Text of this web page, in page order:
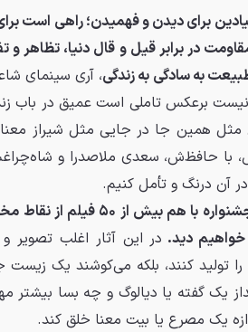
برای دیدن و فهمیدن؛ راهی است
در برابر قیل و قال دنیا، تظاهر و
به سادگی به زندگی، آری سینمای
برعکس تاملی است عمیق در باب
مثل همین جا در جایی مثل شیراز
حافظ‌ش، سعدی ملاصدرا و
آن درنگ و تأمل کنیم.
در این جشنواره با هم بیش از ۵۰
خواهیم دید. در این آثار اغلب تصویر
را تولید کنند، بلکه می‌کوشند یک
یک گفته یا دیالوگ و چه بسا بیشتر
یک مصرع یا بیت معنا خلق کند.